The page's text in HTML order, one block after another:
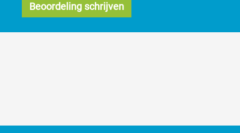
Beoordeling schrijven